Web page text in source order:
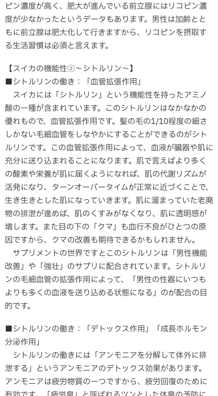
ピン濃度が高く、肥大が進んでいる前立腺にはリコピン濃
度が少なかったというデータもあります。男性は加齢とと
もに前立腺は肥大化して行きますから、リコピンを摂取す
る生活習慣は必須と言えます。
【スイカの機能性②～シトルリン～】
■シトルリンの働き：「血管拡張作用」
スイカには「シトルリン」という機能性を持ったアミノ
酸の一種が含まれています。このシトルリンはなかなかの
優れもので、血管拡張作用です。髪の毛の1/10程度の細さ
しかない毛細血管をしなやかにすることができるのがシト
ルリンです。この血管拡張作用によって、血液が臓器や肌に
充分に送り込まれることになります。肌で言えばより多く
の酸素や栄養が肌に届くようになれば、肌の代謝リズムが
活発になり、ターンオーバータイムが正常に近づくことで、
生き生きとした肌になっていきます。肌に溜まっていた老廃
物の排泄が進めば、肌のくすみがなくなり、肌に透明感が
増します。また目の下の「クマ」も血行不良がひとつの原
因ですから、クマの改善も期待できるかもしれません。
サプリメントの世界ですとこのシトルリンは「男性機能
改善」や「強壮」のサプリに配合されています。シトルリ
ンの毛細血管の拡張作用によって、「男性の性器にいつも
よりも多くの血液を送り込める状態になる」のが配合の目
的です。
■シトルリンの働き：「デトックス作用」「成長ホルモン
分泌作用」
シトルリンの働きには「アンモニアを分解して体外に排
泄する」というアンモニアのデトックス効果があります。
アンモニアは疲労物質の一つですから、疲労回復のために